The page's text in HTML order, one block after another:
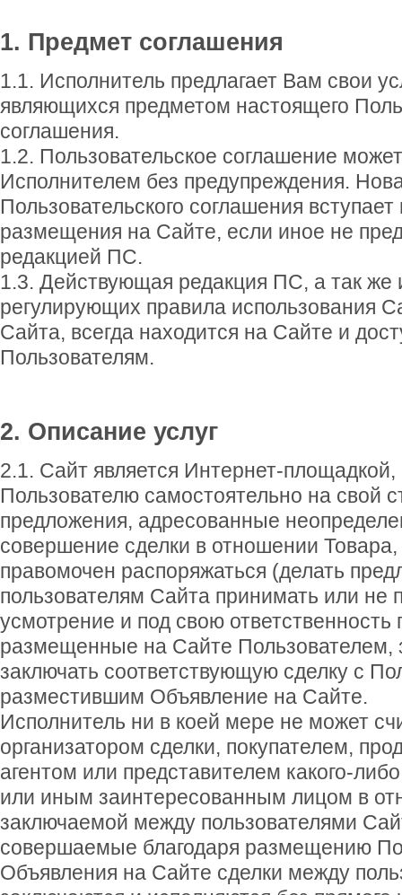
1. Предмет соглашения
1.1. Исполнитель предлагает Вам свои
являющихся предметом настоящего
соглашения.
1.2. Пользовательское соглашение
Исполнителем без предупреждения.
Пользовательского соглашения
размещения на Сайте, если иное не
редакцией ПС.
1.3. Действующая редакция ПС, а так же
регулирующих правила использования
Сайта, всегда находится на Сайте и
Пользователям.
2. Описание услуг
2.1. Сайт является Интернет-
Пользователю самостоятельно на свой
предложения, адресованные
совершение сделки в отношении
правомочен распоряжаться (делать
пользователям Сайта принимать или не
усмотрение и под свою ответственность
размещенные на Сайте Пользователем,
заключать соответствующую сделку с
разместившим Объявление на Сайте.
Исполнитель ни в коей мере не может
организатором сделки, покупателем,
агентом или представителем какого-
или иным заинтересованным лицом в
заключаемой между пользователями
совершаемые благодаря размещению
Объявления на Сайте сделки между